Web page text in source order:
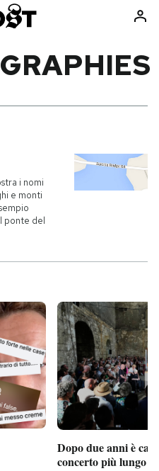
Consumismi
Storie/Idee
Ok Boomer!
Media
Altrecose
i nomi
e monti
ponte del
Dopo due anni è
concerto più lungo